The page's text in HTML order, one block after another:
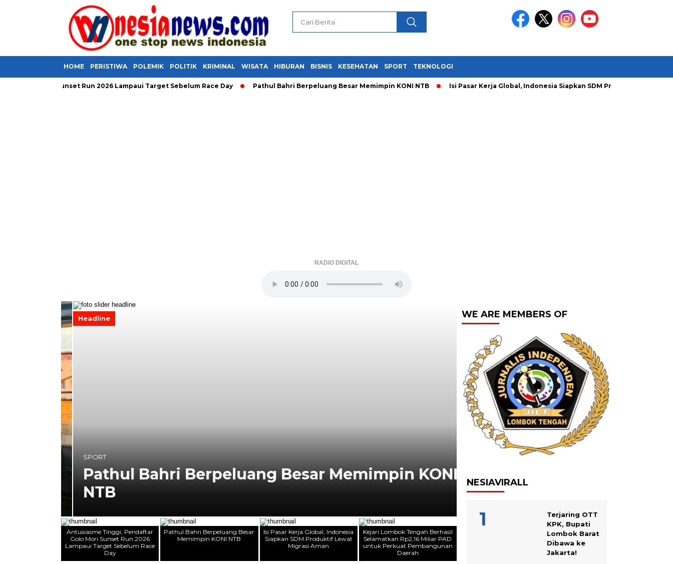
HOME PERISTIWA POLEMIK POLITIK KRIMINAL WISATA HIBURAN BISNIS KESEHATAN SPORT TEKNOLOGI
Mori Sunset Run 2026 Lampaui Target Sebelum Race Day Pathul Bahri Berpeluang Besar Memimpin KONI NTB ​Isi Pasar Kerja Global, Indonesia Siapkan SDM Produktif Lewat Migrasi
RADIO DIGITAL
Headline
SPORT
Pathul Bahri Berpeluang Besar Memimpin KONI
NTB
Headline
​Isi Pasar Kerja Global,
Produktif Lewat Migrasi
Antusiasme Tinggi, Pendaftar
Golo Mori Sunset Run 2026
Lampaui Target Sebelum Race
Day
Pathul Bahri Berpeluang Besar
Memimpin KONI NTB
​Isi Pasar Kerja Global, Indonesia
Siapkan SDM Produktif Lewat
Migrasi Aman
Kejari Lombok Tengah Berhasil
Selamatkan Rp2,16 Miliar PAD
untuk Perkuat Pembangunan
Daerah
WE ARE MEMBERS OF
NESIAVIRALL
Terjaring OTT
KPK, Bupati
Lombok Barat
Dibawa ke
Jakarta!